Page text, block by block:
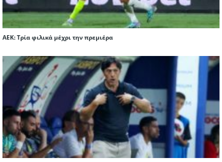
ΑΕΚ: Τρία φιλικά μέχρι την πρεμιέρα